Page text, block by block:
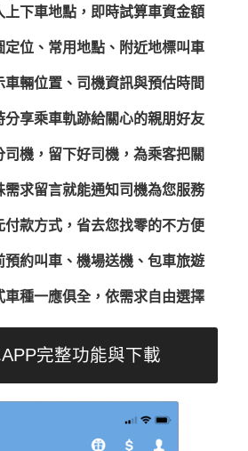
上下車地點，即時試算車資金額
定位、常用地點、附近地標叫車
車輛位置、司機資訊與預估時間
分享乘車軌跡給關心的親朋好友
司機，留下好司機，為乘客把關
需求留言就能通知司機為您服務
付款方式，省去您找零的不方便
預約叫車、機場送機、包車旅遊
車種一應俱全，依需求自由選擇
完整功能與下載